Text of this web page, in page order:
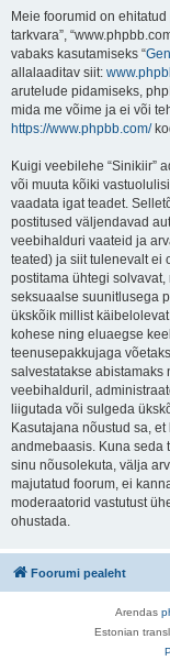
Meie foorumid on ehitatud
tarkvara”,
vabaks kasutamiseks “
allalaaditav siit:
arutelude pidamiseks,
mida me võime ja ei või
https://www.phpbb.com/
Kuigi veebilehe “Sinikiir”
või muuta kõiki
vaadata igat teadet.
postitused väljendavad
veebihalduri vaateid ja
teated) ja siit tulenevalt ei
postitama ühtegi
seksuaalse suunitlusega
ükskõik millist
kohese ning eluaegse
teenusepakkujaga
salvestatakse abistamaks
veebihalduril,
liigutada või sulgeda
Kasutajana nõustud sa,
andmebaasis. Kuna seda
sinu nõusolekuta, välja
majutatud foorum, ei
moderaatorid vastutust
ohustada.
Foorumi pealeht
Arendas
Estonian